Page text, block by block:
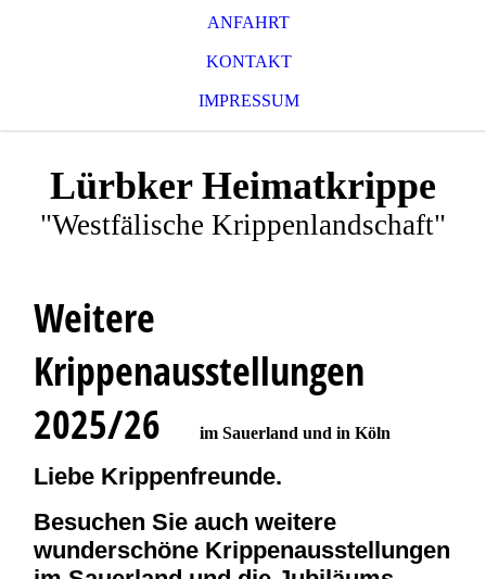
ANFAHRT
KONTAKT
IMPRESSUM
Lürbker Heimatkrippe
"Westfälische Krippenlandschaft"
Weitere
Krippenausstellungen
2025/26im Sauerland und in Köln
Liebe Krippenfreunde.
Besuchen Sie auch weitere
wunderschöne Krippenausstellungen